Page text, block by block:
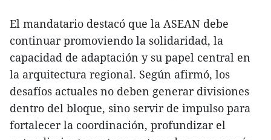
El mandatario destacó que la ASEAN debe
continuar promoviendo la solidaridad, la
capacidad de adaptación y su papel central en
la arquitectura regional. Según afirmó, los
desafíos actuales no deben generar divisiones
dentro del bloque, sino servir de impulso para
fortalecer la coordinación, profundizar el